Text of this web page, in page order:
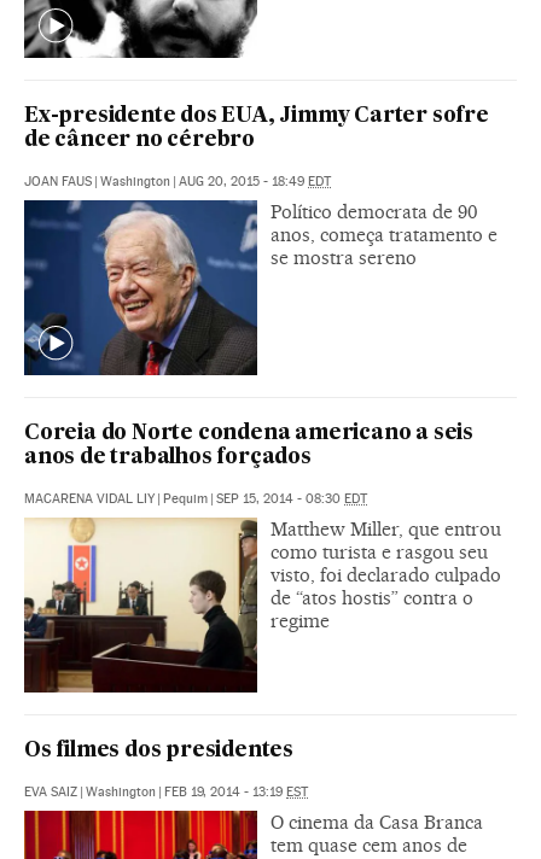
Ex-presidente dos EUA, Jimmy Carter sofre
de câncer no cérebro
JOAN FAUS Washington AUG 20, 2015 - 18:49 EDT
Político democrata de 90
anos, começa tratamento e
se mostra sereno
Coreia do Norte condena americano a seis
anos de trabalhos forçados
MACARENA VIDAL LIY | Pequim | SEP 15, 2014 - 08:30 EDT
Matthew Miller, que entrou
como turista e rasgou seu
visto, foi declarado culpado
de “atos hostis” contra o
regime
Os filmes dos presidentes
EVA SAIZ | Washington | FEB 19, 2014 - 13:19 EST
O cinema da Casa Branca
tem quase cem anos de